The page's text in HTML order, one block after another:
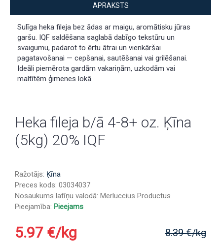
APRAKSTS
Sulīga heka fileja bez ādas ar maigu, aromātisku jūras
garšu. IQF saldēšana saglabā dabīgo tekstūru un
svaigumu, padarot to ērtu ātrai un vienkāršai
pagatavošanai — cepšanai, sautēšanai vai grilēšanai.
Ideāli piemērota gardām vakariņām, uzkodām vai
maltītēm ģimenes lokā.
Heka fileja b/ā 4-8+ oz. Ķīna
(5kg) 20% IQF
Ražotājs: Ķīna
Preces kods: 03034037
Nosaukums latīņu valodā: Merluccius Productus
Pieejamība: Pieejams
5.97 €/kg 8.39 €/kg